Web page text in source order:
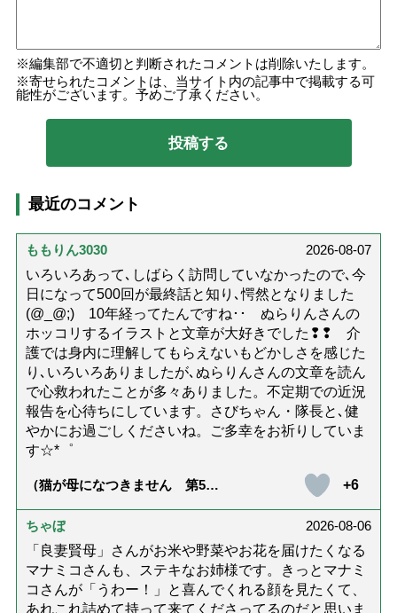
編集部で不適切と判断されたコメントは削除いたします。
寄せられたコメントは、当サイト内の記事中で掲載する可
能性がございます。予めご了承ください。
最近のコメント
ももりん3030
2026-08-07
いろいろあって､しばらく訪問していなかったので､今
日になって500回が最終話と知り､愕然となりました
(@_@;) 10年経ってたんですね･･ ぬらりんさんの
ホッコリするイラストと文章が大好きでした❢❢ 介
護では身内に理解してもらえないもどかしさを感じた
り､いろいろありましたが､ぬらりんさんの文章を読ん
で心救われたことが多々ありました。不定期での近況
報告を心待ちにしています。さびちゃん・隊長と､健
やかにお過ごしくださいね。ご多幸をお祈りしていま
す☆*゜
（猫が母になつきません 第500
+6
ちゃぼ
2026-08-06
「良妻賢母」さんがお米や野菜やお花を届けたくなる
マナミコさんも、ステキなお姉様です。きっとマナミ
コさんが「うわー！」と喜んでくれる顔を見たくて、
あれこれ詰めて持って来てくださってるのだと思いま